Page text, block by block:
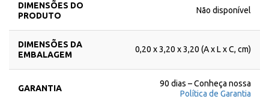
DIMENSÕES DO
PRODUTO
Não disponível
DIMENSÕES DA
EMBALAGEM
0,20 x 3,20 x 3,20 (A x L x C, cm)
GARANTIA
90 dias – Conheça nossa
Política de Garantia